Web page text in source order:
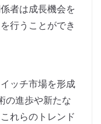
者は成長機会を
行うことができ
ッチ市場を形成
の進歩や新たな
れらのトレンド